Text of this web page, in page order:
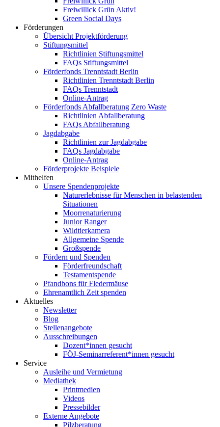
Freiwillick Grün Aktiv!
Green Social Days
Förderungen
Übersicht Projektförderung
Stiftungsmittel
Richtlinien Stiftungsmittel
FAQs Stiftungsmittel
Förderfonds Trenntstadt Berlin
Richtlinien Trenntstadt Berlin
FAQs Trenntstadt
Online-Antrag
Förderfonds Abfallberatung Zero Waste
Richtlinien Abfallberatung
FAQs Abfallberatung
Jagdabgabe
Richtlinien zur Jagdabgabe
FAQs Jagdabgabe
Online-Antrag
Förderprojekte Beispiele
Mithelfen
Unsere Spendenprojekte
Naturerlebnisse für Menschen in belastenden
Situationen
Moorrenaturierung
Junior Ranger
Wildtierkamera
Allgemeine Spende
Großspende
Fördern und Spenden
Förderfreundschaft
Testamentspende
Pfandbons für Fledermäuse
Ehrenamtlich Zeit spenden
Aktuelles
Newsletter
Blog
Stellenangebote
Ausschreibungen
Dozent*innen gesucht
FÖJ-Seminarreferent*innen gesucht
Service
Ausleihe und Vermietung
Mediathek
Printmedien
Videos
Pressebilder
Externe Angebote
Pilzberatung